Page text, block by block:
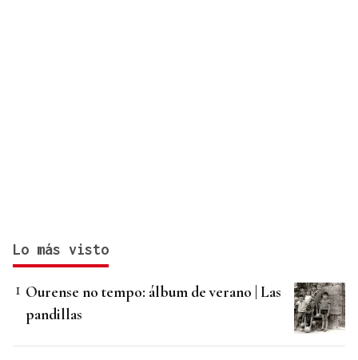
Lo más visto
Ourense no tempo: álbum de verano | Las
pandillas